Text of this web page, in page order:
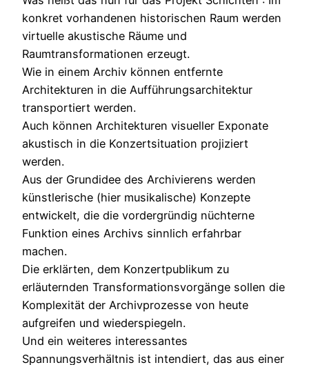
konkret vorhandenen historischen Raum werden
virtuelle akustische Räume und
Raumtransformationen erzeugt.
Wie in einem Archiv können entfernte
Architekturen in die Aufführungsarchitektur
transportiert werden.
Auch können Architekturen visueller Exponate
akustisch in die Konzertsituation projiziert
werden.
Aus der Grundidee des Archivierens werden
künstlerische (hier musikalische) Konzepte
entwickelt, die die vordergründig nüchterne
Funktion eines Archivs sinnlich erfahrbar
machen.
Die erklärten, dem Konzertpublikum zu
erläuternden Transformationsvorgänge sollen die
Komplexität der Archivprozesse von heute
aufgreifen und wiederspiegeln.
Und ein weiteres interessantes
Spannungsverhältnis ist intendiert, das aus einer